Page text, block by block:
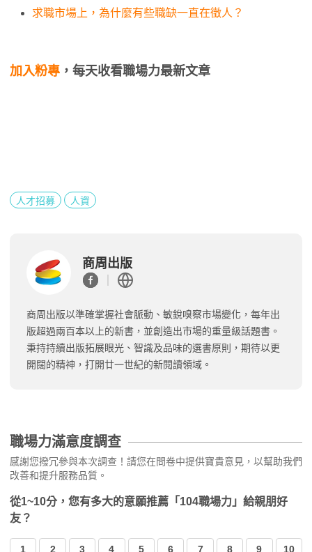
求職市場上，為什麼有些職缺一直在徵人？
加入粉專 ，每天收看職場力最新文章
人才招募 人資
商周出版
商周出版以準確掌握社會脈動、敏銳嗅察市場變化，每年出
版超過兩百本以上的新書，並創造出市場的重量級話題書。
秉持持續出版拓展眼光、智識及品味的選書原則，期待以更
開闊的精神，打開廿一世紀的新閱讀領域。
職場力滿意度調查
感謝您撥冗參與本次調查！請您在問卷中提供寶貴意見，以幫助我們
改善和提升服務品質。
從1~10分，您有多大的意願推薦「104職場力」給親朋好
友？
1 2 3 4 5 6 7 8 9 10